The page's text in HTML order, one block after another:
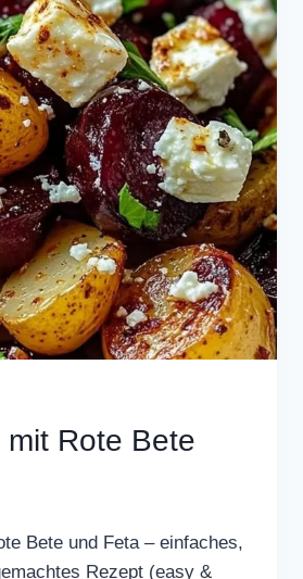
mit Rote Bete
Bete und Feta – einfaches,
Rezept (easy &